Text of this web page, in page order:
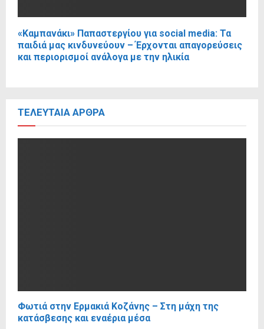
«Καμπανάκι» Παπαστεργίου για social media: Τα
παιδιά μας κινδυνεύουν – Έρχονται απαγορεύσεις
και περιορισμοί ανάλογα με την ηλικία
ΤΕΛΕΥΤΑΊΑ ΆΡΘΡΑ
Φωτιά στην Ερμακιά Κοζάνης – Στη μάχη της
κατάσβεσης και εναέρια μέσα